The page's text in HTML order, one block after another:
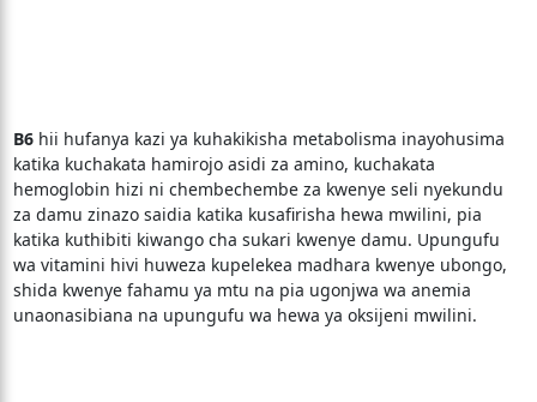
B6hii hufanya kazi ya kuhakikisha metabolisma inayohusima
katika kuchakata hamirojo asidi za amino, kuchakata
hemoglobin hizi ni chembechembe za kwenye seli nyekundu
za damu zinazo saidia katika kusafirisha hewa mwilini, pia
katika kuthibiti kiwango cha sukari kwenye damu. Upungufu
wa vitamini hivi huweza kupelekea madhara kwenye ubongo,
shida kwenye fahamu ya mtu na pia ugonjwa wa anemia
unaonasibiana na upungufu wa hewa ya oksijeni mwilini.